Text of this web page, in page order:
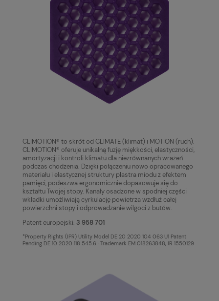
CLIMOTION® to skrót od CLIMATE (klimat) i MOTION (ruch).
CLIMOTION® oferuje unikalną fuzję miękkości, elastyczności,
amortyzacji i kontroli klimatu dla niezrównanych wrażeń
podczas chodzenia. Dzięki połączeniu nowo opracowanego
materiału i elastycznej struktury plastra miodu z efektem
pamięci, podeszwa ergonomicznie dopasowuje się do
kształtu Twojej stopy. Kanały osadzone w spodniej części
wkładki umożliwiają cyrkulację powietrza wzdłuż całej
powierzchni stopy i odprowadzanie wilgoci z butów.
Patent europejski: 3 958 701
*Property Rights (IPR) Utility Model DE 20 2020 104 063 U1 Patent
Pending DE 10 2020 118 545.6 · Trademark EM 018263848, IR 1550129